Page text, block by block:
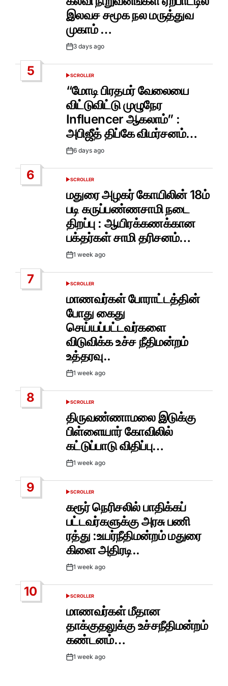
இலவச சமூக நல மருத்துவ
முகாம் …
Post3 days ago
5
POSTED
SCROLLER
“மோடி பிரதமர் வேலையை
விட்டுவிட்டு முழுநேர
Influencer ஆகலாம்” :
அபிஜீத் திப்கே விமர்சனம்…
Post6 days ago
6
POSTED
SCROLLER
மதுரை அழகர் கோயிலின் 18ம்
படி கருப்பண்ணசாமி நடை
திறப்பு : ஆயிரக்கணக்கான
பக்தர்கள் சாமி தரிசனம்…
Post1 week ago
7
POSTED
SCROLLER
மாணவர்கள் போராட்டத்தின்
போது கைது
செய்யப்பட்டவர்களை
விடுவிக்க உச்ச நீதிமன்றம்
உத்தரவு..
Post1 week ago
8
POSTED
SCROLLER
திருவண்ணாமலை இடுக்கு
பிள்ளையார் கோவிலில்
கட்டுப்பாடு விதிப்பு…
Post1 week ago
9
POSTED
SCROLLER
கரூர் நெரிசலில் பாதிக்கப்
பட்டவர்களுக்கு அரசு பணி
ரத்து :உயர்நீதிமன்றம் மதுரை
கிளை அதிரடி..
Post1 week ago
10
POSTED
SCROLLER
மாணவர்கள் மீதான
தாக்குதலுக்கு உச்சநீதிமன்றம்
கண்டனம்…
Post1 week ago